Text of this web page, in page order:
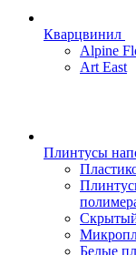
Кварцвинил
Alpine
Art East
Плинтусы
Белые